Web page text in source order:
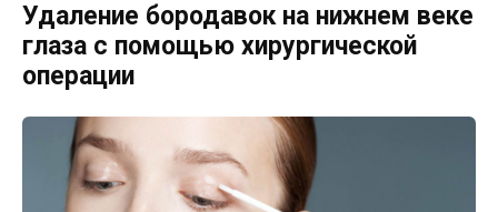
Удаление бородавок на нижнем веке
глаза с помощью хирургической
операции